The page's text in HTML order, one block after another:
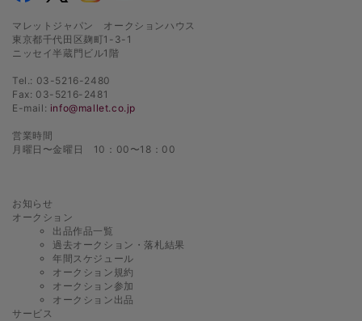
マレットジャパン オークションハウス
東京都千代田区麹町1-3-1
ニッセイ半蔵門ビル1階
Tel.: 03-5216-2480
Fax: 03-5216-2481
E-mail: info@mallet.co.jp
営業時間
月曜日〜金曜日 10：00〜18：00
お知らせ
オークション
出品作品一覧
過去オークション・落札結果
年間スケジュール
オークション規約
オークション参加
オークション出品
サービス